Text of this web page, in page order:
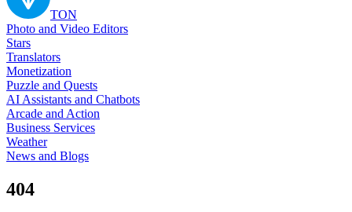
TON
Photo and Video Editors
Stars
Translators
Monetization
Puzzle and Quests
AI Assistants and Chatbots
Arcade and Action
Business Services
Weather
News and Blogs
404